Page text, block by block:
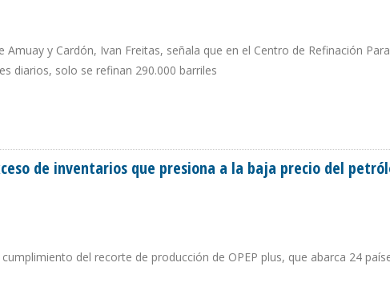
y Cardón, Ivan Freitas, señala que en el Centro de Refinación
diarios, solo se refinan 290.000 barriles
de inventarios que presiona a la baja precio del
del recorte de producción de OPEP plus, que abarca 24